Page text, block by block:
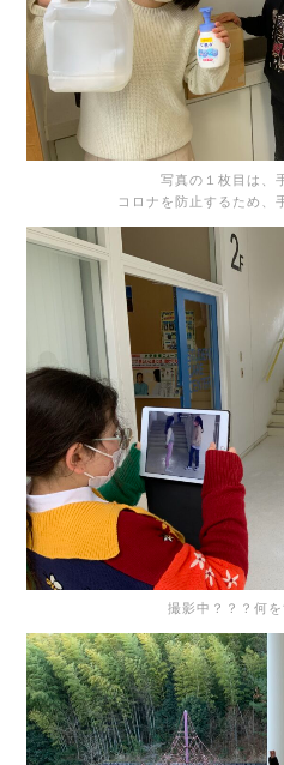
写真の１枚目は、
コロナを防止するため、
撮影中？？？何